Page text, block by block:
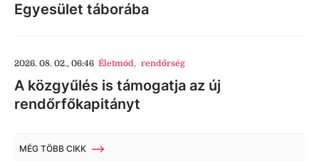
Egyesület táborába
2026. 08. 02., 06:46 Életmód, rendőrség
A közgyűlés is támogatja az új
rendőrfőkapitányt
MÉG TÖBB CIKK